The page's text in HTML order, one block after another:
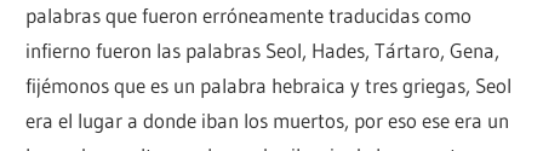
palabras que fueron erróneamente traducidas como
infierno fueron las palabras Seol, Hades, Tártaro, Gena,
fijémonos que es un palabra hebraica y tres griegas, Seol
era el lugar a donde iban los muertos, por eso ese era un